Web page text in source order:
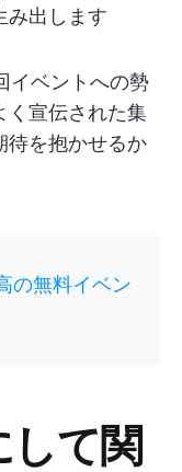
み出します
イベントへの勢
く宣伝された集
待を抱かせるか
の無料イベン
して関